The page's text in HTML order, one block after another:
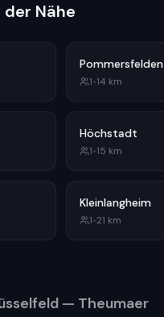
Nähe
Pommersfelden
1•14 km
Höchstadt
1•15 km
Kleinlangheim
1•21 km
— Theumaer